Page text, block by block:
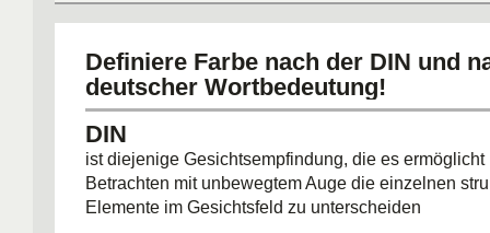
Definiere Farbe nach der DIN und
deutscher Wortbedeutung!
DIN
ist diejenige Gesichtsempfindung, die es
Betrachten mit unbewegtem Auge die einzelnen
Elemente im Gesichtsfeld zu unterscheiden